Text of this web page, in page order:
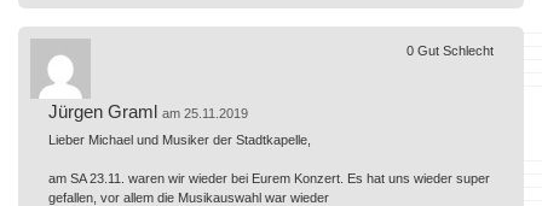
Jürgen Graml am 25.11.2019
Lieber Michael und Musiker der Stadtkapelle,
am SA 23.11. waren wir wieder bei Eurem Konzert. Es hat uns wieder super
gefallen, vor allem die Musikauswahl war wieder
0 Gut Schlecht